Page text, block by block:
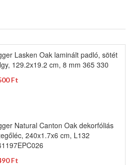
Lasken Oak laminált padló, sötét
129.2x19.2 cm, 8 mm 365 330
Ft
Natural Canton Oak dekorfóliás
240x1.7x6 cm, L132
Ft